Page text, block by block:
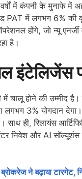
में कंपनी के मुनाफे में
में लगभग 6% की
होंगे, जो न्यू
है।
में चालू होने की उम्मीद
लगभग 3% योगदान
ही, रिलायंस
निवेश और AI सॉल्यूशंस
ने बढ़ाया टारगेट,